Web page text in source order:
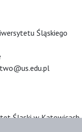
Śląskiego
Śląski w Katowicach